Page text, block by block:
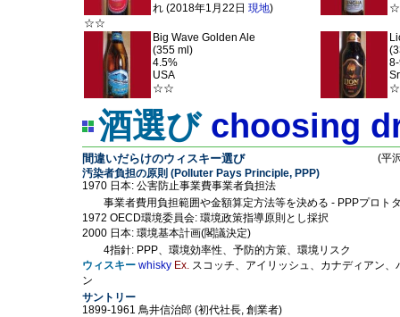
れ (2018年1月22日 現地)
☆☆
Big Wave Golden Ale
(355 ml)
4.5%
USA
☆☆
酒選び choosing
(平
間違いだらけのウィスキー選び
汚染者負担の原則 (Polluter Pays Principle, PPP)
1970 日本: 公害防止事業費事業者負担法
事業者費用負担範囲や金額算定方法等を決める - PPPプロト
1972 OECD環境委員会: 環境政策指導原則とし採択
2000 日本: 環境基本計画(閣議決定)
4指針: PPP、環境効率性、予防的方策、環境リスク
ウィスキー whisky Ex. スコッチ、アイリッシュ、カナディアン、
ン
サントリー
1899-1961 鳥井信治郎 (初代社長, 創業者)